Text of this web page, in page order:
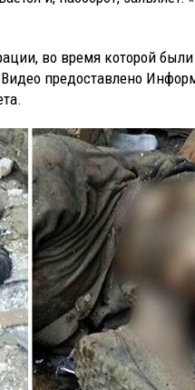
во время которой
предоставлено